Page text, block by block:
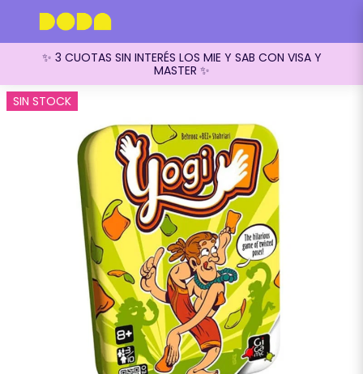
✨ 3 CUOTAS SIN INTERÉS LOS MIE Y SAB CON VISA Y
MASTER ✨
SIN STOCK